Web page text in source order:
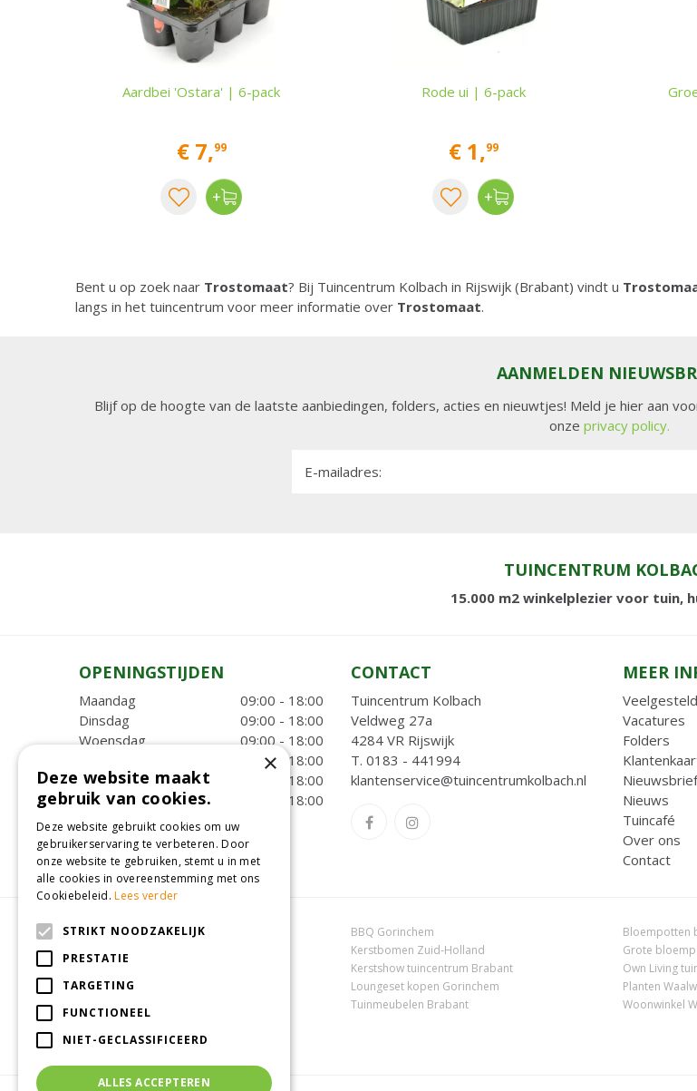
Aardbei 'Ostara' | 6-pack
€ 7,99
Rode ui | 6-pack
€ 1,99
Bent u op zoek naar Trostomaat? Bij Tuincentrum Kolbach in Rijswijk (Brabant) vindt u
langs in het tuincentrum voor meer informatie over Trostomaat.
AANMELDEN
Blijf op de hoogte van de laatste aanbiedingen, folders, acties en nieuwtjes! Meld je hier aan
onze privacy policy.
E-mailadres:
TUINCENTRUM
15.000 m2 winkelplezier voor tuin,
OPENINGSTIJDEN
Maandag
09:00 - 18:00
Dinsdag
09:00 - 18:00
Woensdag
09:00 - 18:00
09:00 - 18:00
Vrijdag
09:00 - 18:00
Zaterdag
09:00 - 18:00
Toon alle openingstijden
CONTACT
Tuincentrum Kolbach
Veldweg 27a
4284 VR Rijswijk
T. 0183 - 441994
klantenservice@tuincentrumkolbach.nl
MEER
Vacatures
Folders
Nieuwsbrief
Nieuws
Tuincafé
Over ons
Contact
Dierenwinkel Oosterhout
Tuincentrum Zuid-Holland
BBQ Gorinchem
Kerstbomen Zuid-Holland
Kerstshow tuincentrum Brabant
Loungeset kopen Gorinchem
Tuinmeubelen Brabant
Bloempotten
Grote
Own Living
Planten
Woonwinkel
×
Deze website maakt
gebruik van cookies.
Deze website gebruikt cookies om uw
gebruikerservaring te verbeteren. Door
onze website te gebruiken, stemt u in met
alle cookies in overeenstemming met ons
Cookiebeleid.Lees verder
STRIKT NOODZAKELIJK
PRESTATIE
TARGETING
FUNCTIONEEL
NIET-GECLASSIFICEERD
ALLES ACCEPTEREN